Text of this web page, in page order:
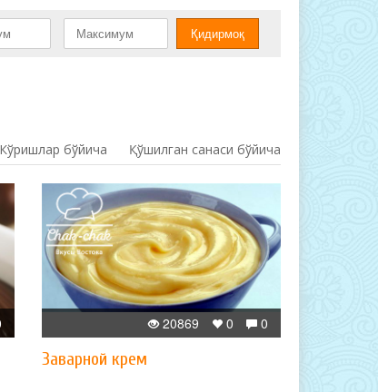
Кўришлар бўйича Қўшилган санаси бўйича
0
0
20869
Заварной крем